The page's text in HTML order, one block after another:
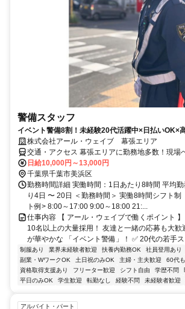
警備スタッフ
イベント警備8割！未経験20代活躍中×日払いOK×
株式会社アール・ウェイブ 幕張エリア
交通・アクセス 幕張エリアに勤務地多数！現場
日給10,000円～13,000円
千葉県千葉市美浜区
勤務時間詳細 実働時間：1日あたり8時間 平均
り4日 〜 20日 ＜勤務時間＞ 実働8時間シフト制
ト例> 8:00～17:00 9:00～18:00 21:...
仕事内容 【 アール・ウェイブで働くポイント
10名以上の大量採用！ 友達と一緒の応募も大歓
が華やかな 「イベント警備」！ ✅ 20代の若手
制服あり 業界未経験者歓迎 扶養内勤務OK 社員登用あり
副業・WワークOK
土日祝のみOK 主婦・主夫歓迎
60代も
資格取得支援あり
フリーター歓迎 シフト自由 学歴不問
平日のみOK
学生歓迎 転勤なし 経験不問 未経験者歓迎
アルバイト・パート